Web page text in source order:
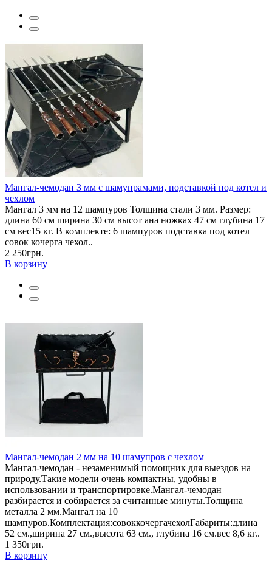
Мангал-чемодан 3 мм с шамупрамами, подставкой под котел и
чехлом
Мангал 3 мм на 12 шампуров Толщина стали 3 мм. Размер:
длина 60 см ширина 30 см высот ана ножках 47 см глубина 17
см вес15 кг. В комплекте: 6 шампуров подставка под котел
совок кочерга чехол..
2 250грн.
В корзину
Мангал-чемодан 2 мм на 10 шамупров с чехлом
Мангал-чемодан - незаменимый помощник для выездов на
природу.Такие модели очень компактны, удобны в
использовании и транспортировке.Мангал-чемодан
разбирается и собирается за считанные минуты.Толщина
металла 2 мм.Мангал на 10
шампуров.Комплектация:совоккочергачехолГабариты:длина
52 см.,ширина 27 см.,высота 63 см., глубина 16 см.вес 8,6 кг..
1 350грн.
В корзину